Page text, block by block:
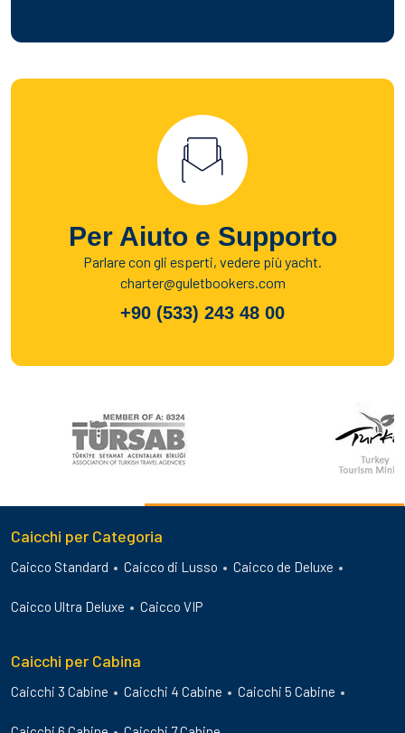
Per Aiuto e Supporto
Parlare con gli esperti, vedere più yacht.
charter@guletbookers.com
+90 (533) 243 48 00
Caicchi per Categoria
Caicco Standard Caicco di Lusso Caicco de Deluxe
Caicco Ultra Deluxe Caicco VIP
Caicchi per Cabina
Caicchi 3 Cabine Caicchi 4 Cabine Caicchi 5 Cabine